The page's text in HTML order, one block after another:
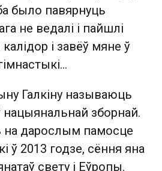
было павярнуць
не ведалі і пайшлі
і завёў мяне ў
Галкіну называюць
нацыянальнай зборнай.
на дарослым памосце
ў 2013 годзе, сёння яна
свету і Еўропы.